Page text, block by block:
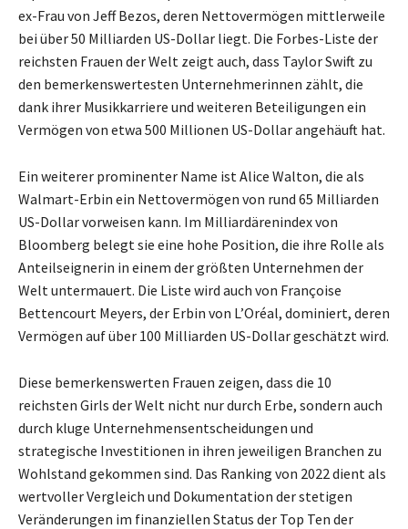
ex-Frau von Jeff Bezos, deren Nettovermögen mittlerweile
bei über 50 Milliarden US-Dollar liegt. Die Forbes-Liste der
reichsten Frauen der Welt zeigt auch, dass Taylor Swift zu
den bemerkenswertesten Unternehmerinnen zählt, die
dank ihrer Musikkarriere und weiteren Beteiligungen ein
Vermögen von etwa 500 Millionen US-Dollar angehäuft hat.
Ein weiterer prominenter Name ist Alice Walton, die als
Walmart-Erbin ein Nettovermögen von rund 65 Milliarden
US-Dollar vorweisen kann. Im Milliardärenindex von
Bloomberg belegt sie eine hohe Position, die ihre Rolle als
Anteilseignerin in einem der größten Unternehmen der
Welt untermauert. Die Liste wird auch von Françoise
Bettencourt Meyers, der Erbin von L’Oréal, dominiert, deren
Vermögen auf über 100 Milliarden US-Dollar geschätzt wird.
Diese bemerkenswerten Frauen zeigen, dass die 10
reichsten Girls der Welt nicht nur durch Erbe, sondern auch
durch kluge Unternehmensentscheidungen und
strategische Investitionen in ihren jeweiligen Branchen zu
Wohlstand gekommen sind. Das Ranking von 2022 dient als
wertvoller Vergleich und Dokumentation der stetigen
Veränderungen im finanziellen Status der Top Ten der